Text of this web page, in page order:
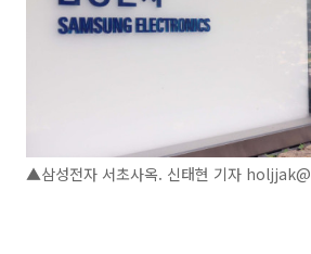
▲삼성전자 서초사옥. 신태현 기자 holjjak@